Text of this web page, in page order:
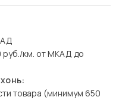
руб./км. от МКАД до
товара (минимум 650